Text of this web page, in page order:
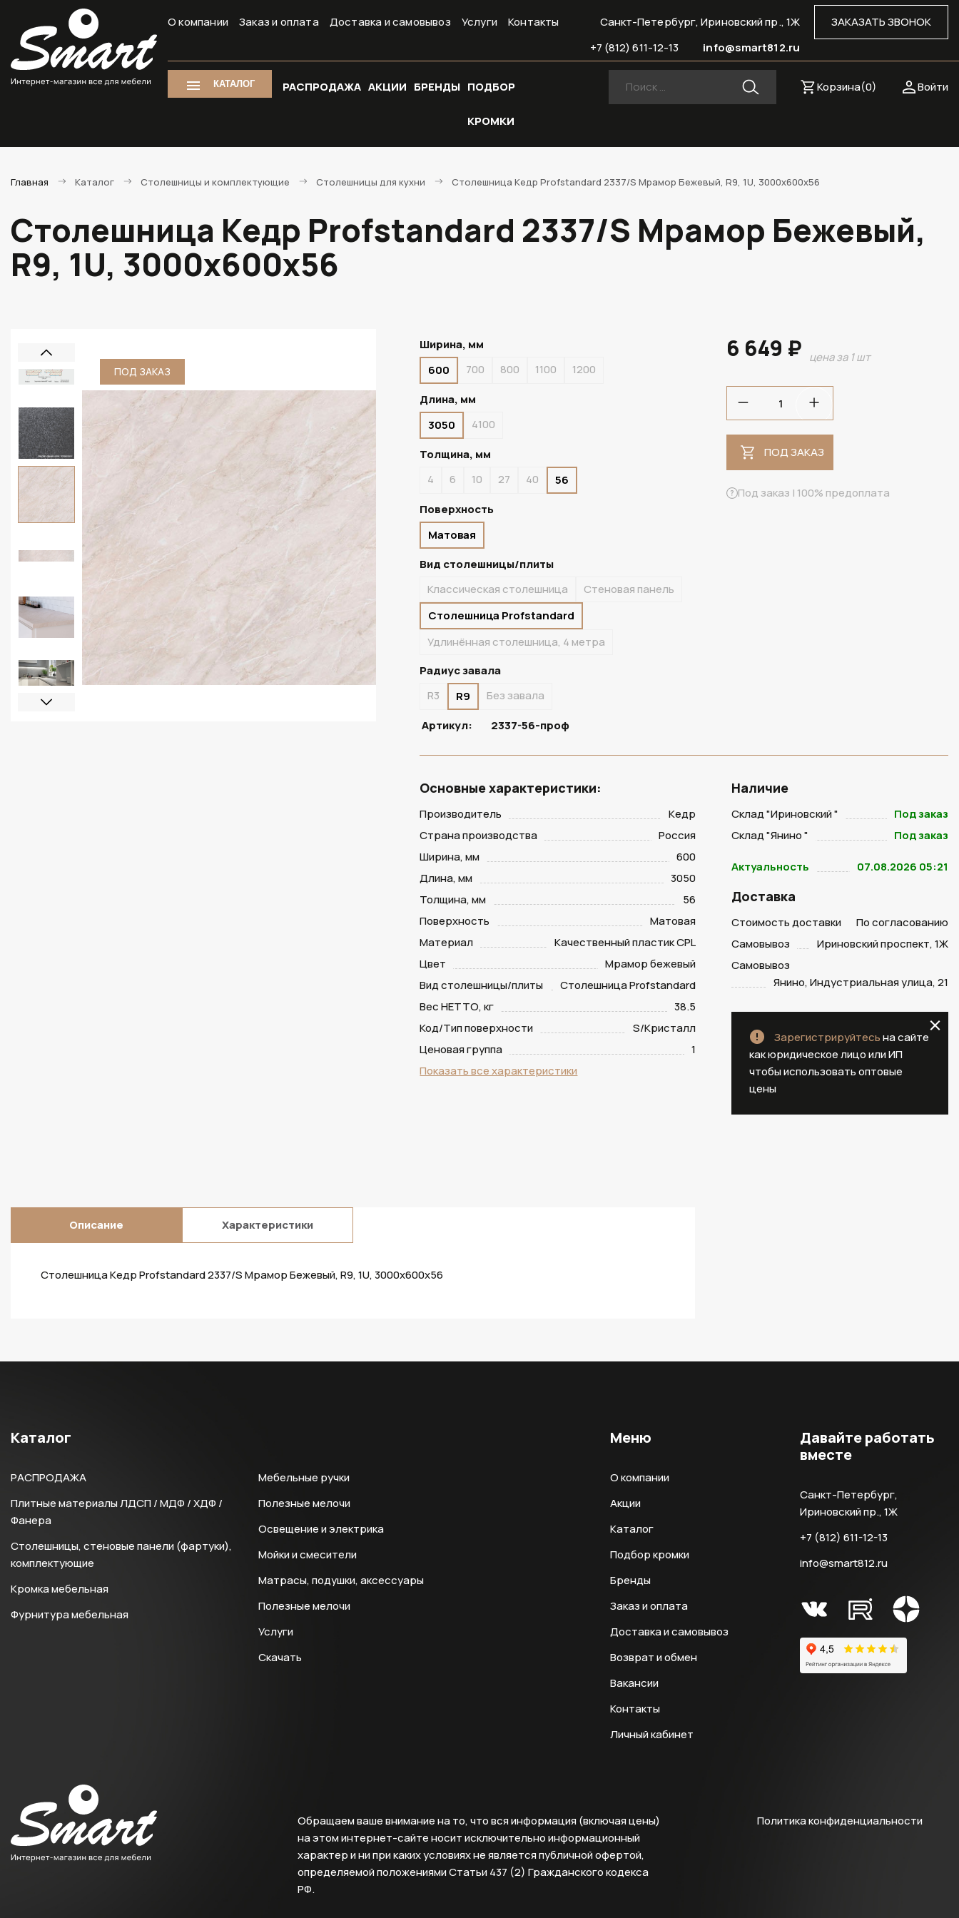
О компании Заказ и оплата Доставка и самовывоз Услуги Контакты ЗАКАЗАТЬ ЗВОНОК
Санкт-Петербург, Ириновский пр., 1Ж
info@smart812.ru
+7 (812) 611-12-13
КАТАЛОГ РАСПРОДАЖА АКЦИИ БРЕНДЫ ПОДБОР
КРОМКИ
Войти
Корзина(0)
Главная Каталог Столешницы и комплектующие Cтолешницы для кухни Столешница Кедр Profstandard 2337/S Мрамор Бежевый, R9, 1U, 3000х600х56
Столешница Кедр Profstandard 2337/S Мрамор Бежевый,
R9, 1U, 3000х600х56
ПОД ЗАКАЗ ПОД ЗАКАЗ
Ширина, мм
600
700 800 1100
1200
Длина, мм
3050
4100
Толщина, мм
4
6 10 27 40
56
Поверхность
Матовая
Вид столешницы/плиты
Классическая столешница
Стеновая панель
Столешница Profstandard
Удлинённая столешница, 4 метра
Радиус завала
R3
R9
Без завала
Артикул:
2337-56-проф
6 649 ₽ цена за 1 шт
ПОД ЗАКАЗ
Под заказ | 100% предоплата
Основные характеристики:
Производитель
Кедр
Страна производства
Россия
Ширина, мм
600
Длина, мм
3050
Толщина, мм
56
Поверхность
Матовая
Материал
Качественный пластик CPL
Цвет
Мрамор бежевый
Вид столешницы/плиты
Столешница Profstandard
Вес НЕТТО, кг
38.5
Код/Тип поверхности
S/Кристалл
Ценовая группа
1
Показать все характеристики
Наличие
Склад "Ириновский "
Под заказ
Склад "Янино "
Под заказ
Актуальность 07.08.2026 05:21
Доставка
Стоимость доставки
По согласованию
Самовывоз
Ириновский проспект, 1Ж
Самовывоз
Янино, Индустриальная улица, 21
Зарегистрируйтесьна сайте
как юридическое лицо или ИП
чтобы использовать оптовые
цены
Описание Характеристики
Столешница Кедр Profstandard 2337/S Мрамор Бежевый, R9, 1U, 3000х600х56
Каталог
РАСПРОДАЖА
Плитные материалы ЛДСП / МДФ / ХДФ /
Фанера
Столешницы, стеновые панели (фартуки),
комплектующие
Кромка мебельная
Фурнитура мебельная
Мебельные ручки
Полезные мелочи
Освещение и электрика
Мойки и смесители
Матрасы, подушки, аксессуары
Полезные мелочи
Услуги
Скачать
Меню
О компании
Акции
Каталог
Подбор кромки
Бренды
Заказ и оплата
Доставка и самовывоз
Возврат и обмен
Вакансии
Контакты
Личный кабинет
Давайте работать
вместе
Санкт-Петербург,
Ириновский пр., 1Ж
+7 (812) 611-12-13
info@smart812.ru
Политика конфиденциальности
Обращаем ваше внимание на то, что вся информация (включая цены)
на этом интернет-сайте носит исключительно информационный
характер и ни при каких условиях не является публичной офертой,
определяемой положениями Статьи 437 (2) Гражданского кодекса
РФ.